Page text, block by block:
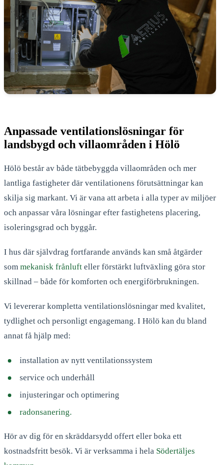
Anpassade ventilationslösningar för
landsbygd och villaområden i Hölö
Hölö består av både tätbebyggda villaområden och mer
lantliga fastigheter där ventilationens förutsättningar kan
skilja sig markant. Vi är vana att arbeta i alla typer av miljöer
och anpassar våra lösningar efter fastighetens placering,
isoleringsgrad och byggår.
I hus där självdrag fortfarande används kan små åtgärder
som mekanisk frånluft eller förstärkt luftväxling göra stor
skillnad – både för komforten och energiförbrukningen.
Vi levererar kompletta ventilationslösningar med kvalitet,
tydlighet och personligt engagemang. I Hölö kan du bland
annat få hjälp med:
installation av nytt ventilationssystem
service och underhåll
injusteringar och optimering
radonsanering.
Hör av dig för en skräddarsydd offert eller boka ett
kostnadsfritt besök. Vi är verksamma i hela Södertäljes